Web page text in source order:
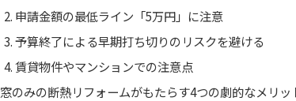
申請金額の最低ライン「5万円」に注意
予算終了による早期打ち切りのリスクを避ける
賃貸物件やマンションでの注意点
窓のみの断熱リフォームがもたらす4つの劇的なメリッ